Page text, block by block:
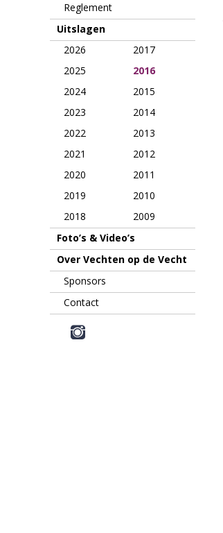
Reglement
Uitslagen
2026
2017
2025
2016
2024
2015
2023
2014
2022
2013
2021
2012
2020
2011
2019
2010
2018
2009
Foto’s & Video’s
Over Vechten op de Vecht
Sponsors
Contact